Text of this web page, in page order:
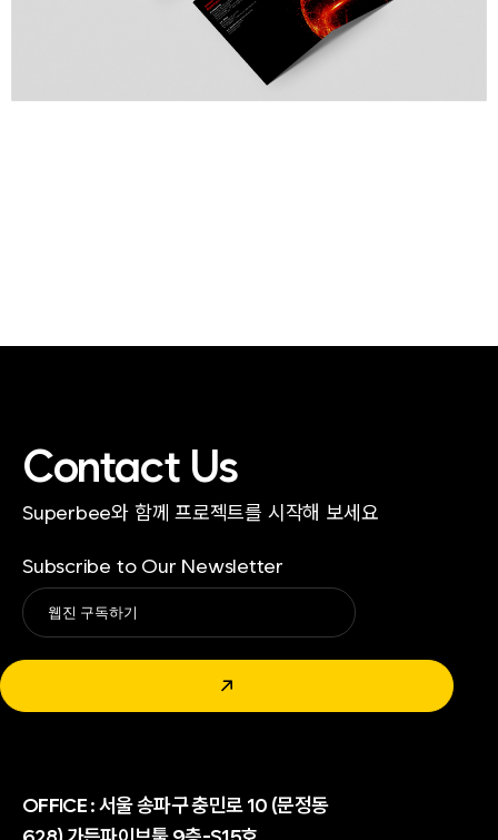
Contact Us
Superbee와 함께 프로젝트를 시작해 보세요
Subscribe to Our Newsletter
↗
Alternative:
OFFICE :서울 송파구 충민로 10 (문정동